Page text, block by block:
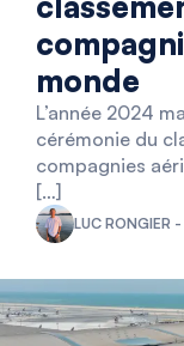
monde
L’année 2024
cérémonie du
compagnies
[…]
LUC RONGIER